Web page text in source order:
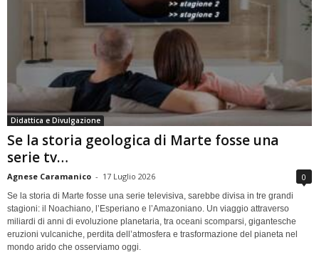
Didattica e Divulgazione
Se la storia geologica di Marte fosse una
serie tv…
Agnese Caramanico - 17 Luglio 2026 0
Se la storia di Marte fosse una serie televisiva, sarebbe divisa in tre grandi
stagioni: il Noachiano, l’Esperiano e l’Amazoniano. Un viaggio attraverso
miliardi di anni di evoluzione planetaria, tra oceani scomparsi, gigantesche
eruzioni vulcaniche, perdita dell’atmosfera e trasformazione del pianeta nel
mondo arido che osserviamo oggi.